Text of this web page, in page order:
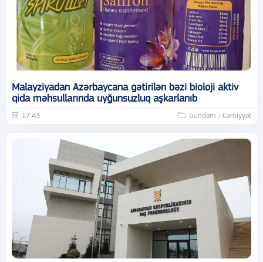
Malayziyadan Azərbaycana gətirilən bəzi bioloji aktiv
qida məhsullarında uyğunsuzluq aşkarlanıb
17:43 Gündəm / Cəmiyyət